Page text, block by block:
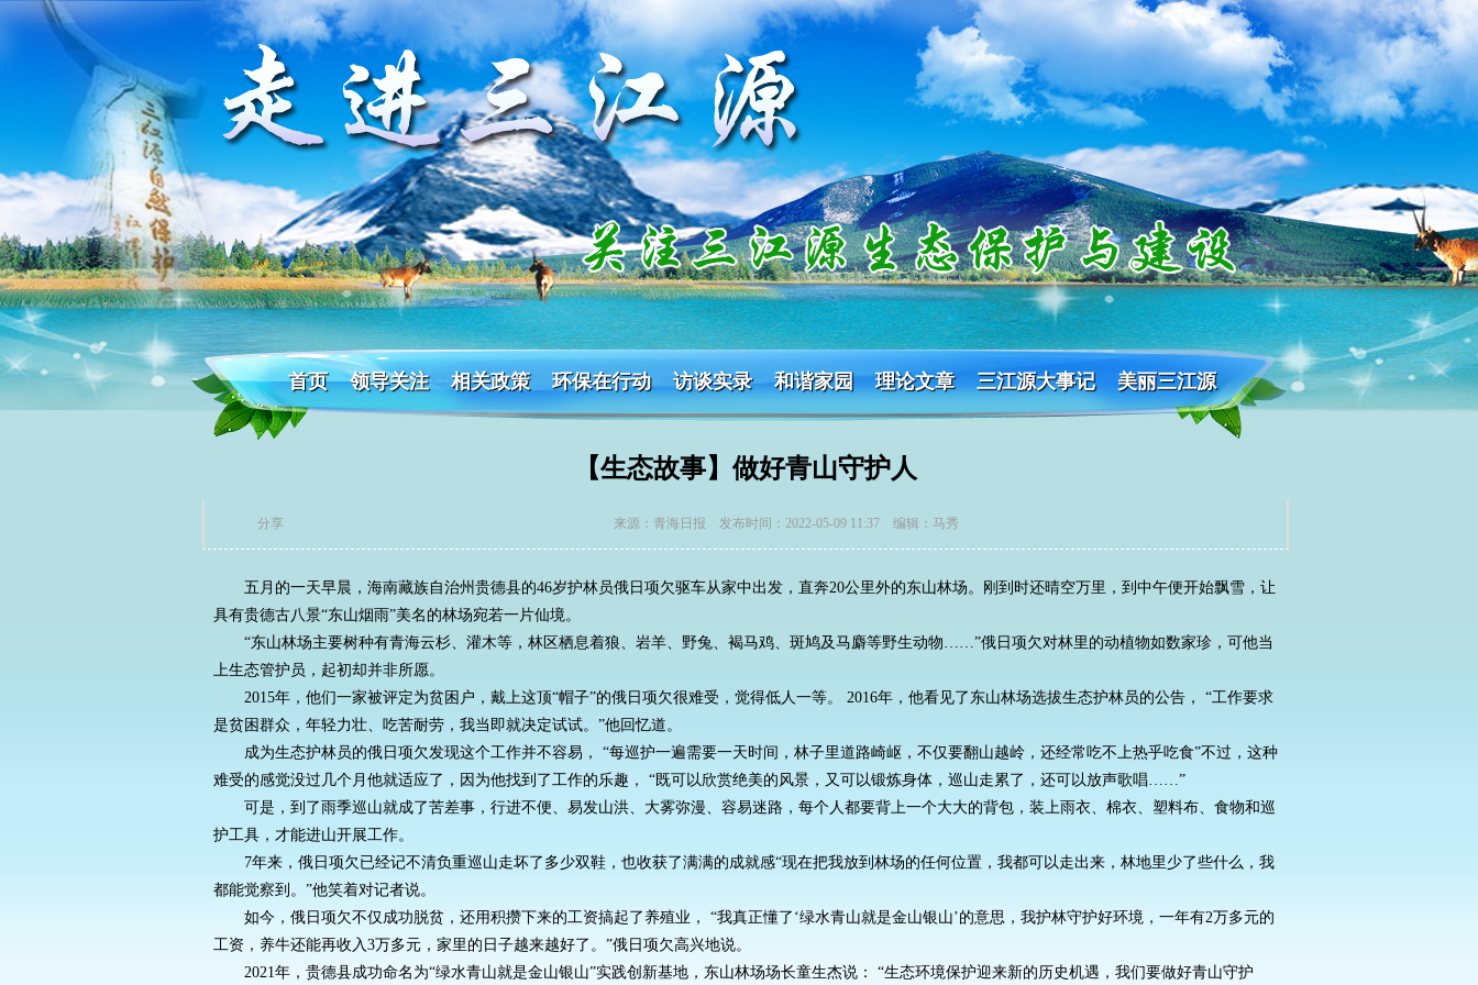
首页 领导关注 相关政策 环保在行动 访谈实录 和谐家园 理论文章 三江源大事记 美丽三江源
【生态故事】做好青山守护人
来源：青海日报 发布时间：2022-05-09 11:37 编辑：马秀
分享
五月的一天早晨，海南藏族自治州贵德县的46岁护林员俄日项欠驱车从家中出发，直奔20公里外的东山林场。刚到时还晴空万里，到中午便开始飘雪，让
具有贵德古八景“东山烟雨”美名的林场宛若一片仙境。
“东山林场主要树种有青海云杉、灌木等，林区栖息着狼、岩羊、野兔、褐马鸡、斑鸠及马麝等野生动物……”俄日项欠对林里的动植物如数家珍，可他当
上生态管护员，起初却并非所愿。
2015年，他们一家被评定为贫困户，戴上这顶“帽子”的俄日项欠很难受，觉得低人一等。 2016年，他看见了东山林场选拔生态护林员的公告， “工作要求
是贫困群众，年轻力壮、吃苦耐劳，我当即就决定试试。”他回忆道。
成为生态护林员的俄日项欠发现这个工作并不容易， “每巡护一遍需要一天时间，林子里道路崎岖，不仅要翻山越岭，还经常吃不上热乎吃食”不过，这种
难受的感觉没过几个月他就适应了，因为他找到了工作的乐趣， “既可以欣赏绝美的风景，又可以锻炼身体，巡山走累了，还可以放声歌唱……”
可是，到了雨季巡山就成了苦差事，行进不便、易发山洪、大雾弥漫、容易迷路，每个人都要背上一个大大的背包，装上雨衣、棉衣、塑料布、食物和巡
护工具，才能进山开展工作。
7年来，俄日项欠已经记不清负重巡山走坏了多少双鞋，也收获了满满的成就感“现在把我放到林场的任何位置，我都可以走出来，林地里少了些什么，我
都能觉察到。”他笑着对记者说。
如今，俄日项欠不仅成功脱贫，还用积攒下来的工资搞起了养殖业， “我真正懂了‘绿水青山就是金山银山’的意思，我护林守护好环境，一年有2万多元的
工资，养牛还能再收入3万多元，家里的日子越来越好了。”俄日项欠高兴地说。
2021年，贵德县成功命名为“绿水青山就是金山银山”实践创新基地，东山林场场长童生杰说： “生态环境保护迎来新的历史机遇，我们要做好青山守护